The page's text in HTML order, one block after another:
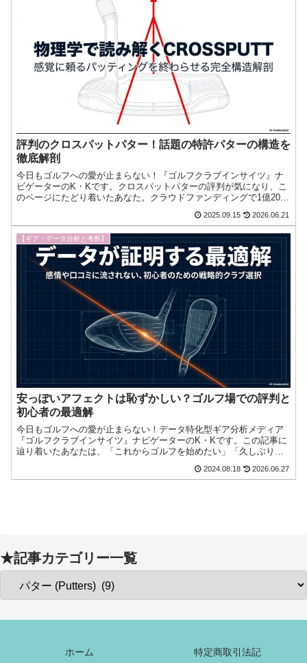
評判のクロスパットパター！話題の特許パターの構造を
徹底解剖
今日もゴルフへの愛が止まらない！『ゴルフクラブインサイツ』ナ
ビゲーターのK・Kです。クロスパットパターの評判が気になり、こ
のページにたどり着いたあなた。クラウドファンディングで1億2000
フへの愛が止まらない！『ゴルフクラブインサイツ』ナビゲーター
のK・Kです。
2025.09.15 2026.06.21
【ギア・データ分析と考察】
安っぽいアフェクトは恥ずかしい？ゴルフ場での評判と
初心者の最適解
今日もゴルフへの愛が止まらない！データ特化型ギア分析メディア
『ゴルフクラブインサイツ』ナビゲーターのK・Kです。この記事に
辿り着いたあなたは、「これからゴルフを始めたい」「久しぶりに
日もゴルフへの愛が止まらない！『ゴルフクラブインサイツ』ナビ
2024.08.18 2026.06.27
★記事カテゴリー一覧
ホーム 特定商取引法記